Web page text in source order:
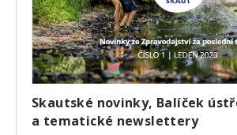
Skautské novinky, Balíček
a tematické newslettery